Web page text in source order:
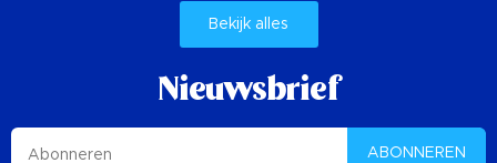
Bekijk alles
Nieuwsbrief
ABONNEREN